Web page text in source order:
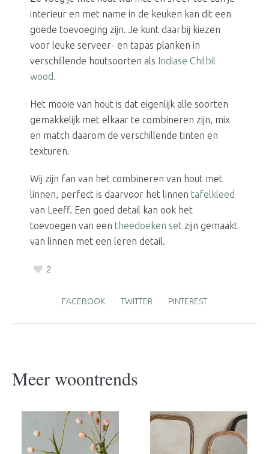
interieur en met name in de keuken kan dit een
goede toevoeging zijn. Je kunt daarbij kiezen
voor leuke serveer- en tapas planken in
verschillende houtsoorten als Indiase Chilbil
wood.
Het mooie van hout is dat eigenlijk alle soorten
gemakkelijk met elkaar te combineren zijn, mix
en match daarom de verschillende tinten en
texturen.
Wij zijn fan van het combineren van hout met
linnen, perfect is daarvoor het linnen tafelkleed
van Leeff. Een goed detail kan ook het
toevoegen van een theedoeken set zijn gemaakt
van linnen met een leren detail.
2
FACEBOOK TWITTER PINTEREST
Meer woontrends